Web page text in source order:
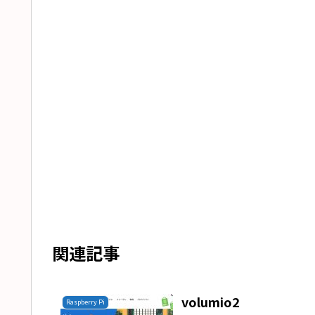
関連記事
Raspberry Pi volumio2